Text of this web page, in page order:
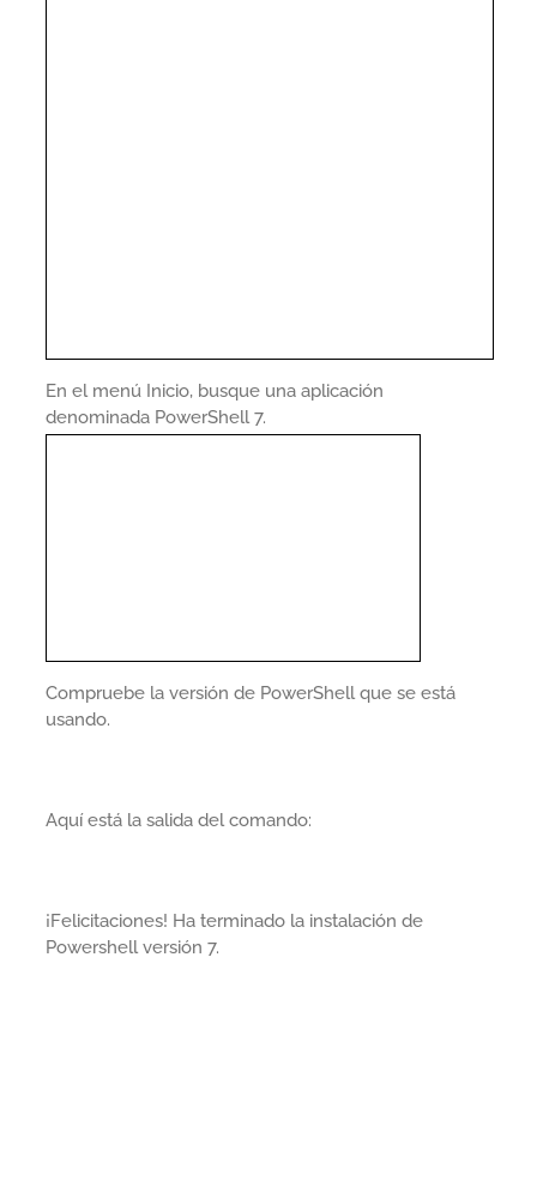
En el menú Inicio, busque una aplicación
denominada PowerShell 7.
Compruebe la versión de PowerShell que se está
usando.
Aquí está la salida del comando:
¡Felicitaciones! Ha terminado la instalación de
Powershell versión 7.